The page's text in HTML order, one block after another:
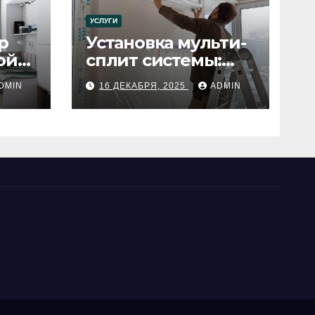
УСЛУГИ
Установка мульти-
сплит системы:
пошаговое
руководство
16 ДЕКАБРЯ, 2025 ADMIN